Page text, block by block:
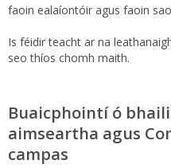
faoin ealaíontóir agus faoin
Is féidir teacht ar na
seo thíos chomh maith.
Buaicphointí ó
aimseartha agus
campas